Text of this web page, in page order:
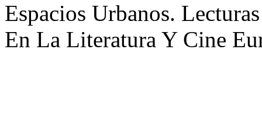
Espacios Urbanos.
En La Literatura Y Cine